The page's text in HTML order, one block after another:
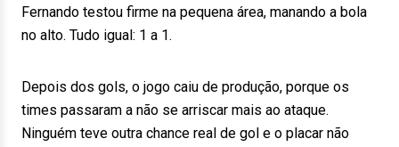
Fernando testou firme na pequena área, manando a bola
no alto. Tudo igual: 1 a 1.
Depois dos gols, o jogo caiu de produção, porque os
times passaram a não se arriscar mais ao ataque.
Ninguém teve outra chance real de gol e o placar não